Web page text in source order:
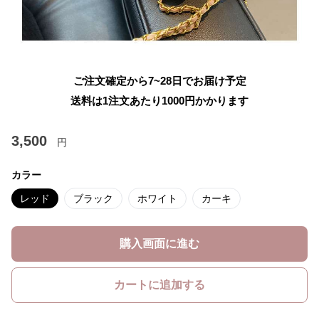
ご注文確定から7~28日でお届け予定
送料は1注文あたり 1000円かかります
3,500 円
カラー
レッド ブラック ホワイト カーキ
購入画面に進む
カートに追加する